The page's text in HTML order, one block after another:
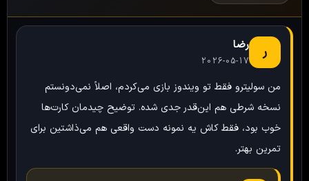
ر رضا
2026-05-17
من سولیترو فقط تو ویندوز بازی می‌کردم، اصلاً نمی‌دونستم
نسخه شرطی هم این‌قدر جدی شده. توضیح چیدمان کارت‌ها
خوب بود، فقط کاش یه نمونه دست واقعی هم می‌ذاشتین برای
تمرین بهتر.